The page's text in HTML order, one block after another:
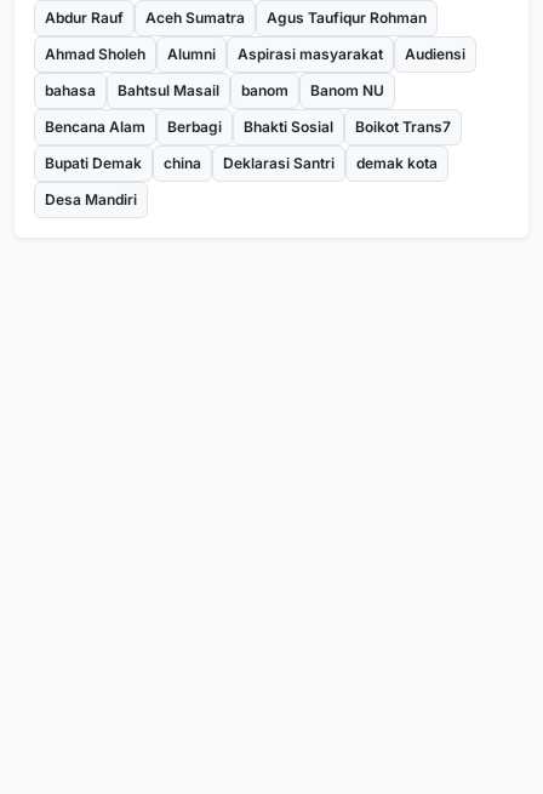
Abdur Rauf Aceh Sumatra
Agus Taufiqur Rohman
Ahmad Sholeh
Alumni Aspirasi masyarakat
Audiensi
bahasa
Bahtsul Masail banom
Banom NU
Bencana Alam
Berbagi Bhakti Sosial
Boikot Trans7
Bupati Demak
china Deklarasi Santri
demak kota
Desa Mandiri